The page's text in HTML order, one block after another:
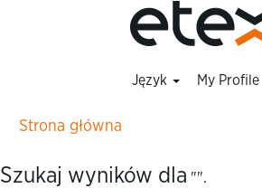
Język My Profile
Strona główna
Szukaj wyników dla "".